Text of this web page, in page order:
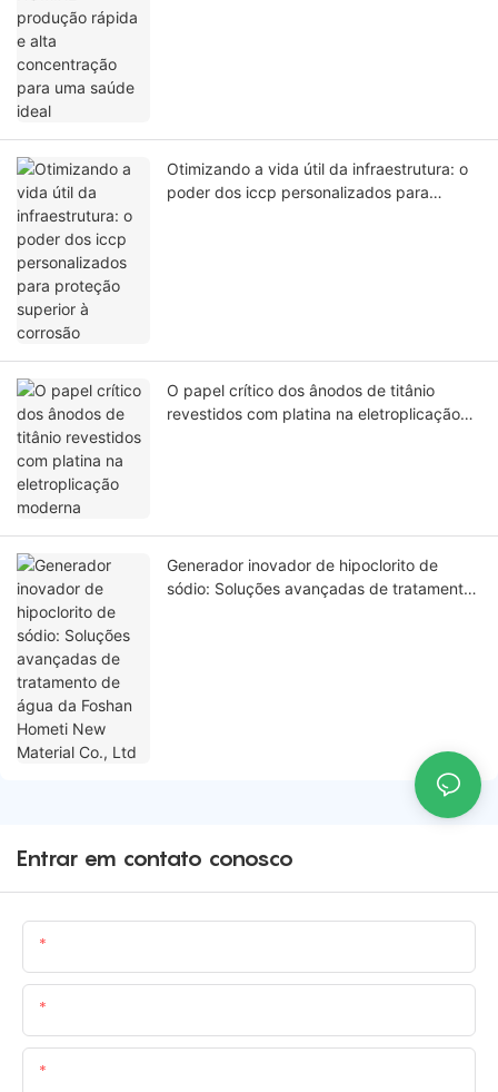
Otimizando a vida útil da infraestrutura: o
poder dos iccp personalizados para
O papel crítico dos ânodos de titânio
revestidos com platina na eletroplicação
Generador inovador de hipoclorito de
sódio: Soluções avançadas de tratamento
Entrar em contato conosco